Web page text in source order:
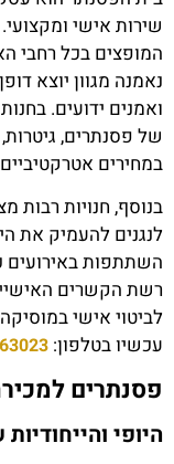
שירות אישי
המופצים בכל רחבי
נאמנה מגוון יוצא
ואמנים ידועים.
של פסנתרים, גיטרות,
במחירים
בנוסף, חנויות
לנגנים להעמיק את
השתתפות באירועים
רשת הקשרים
לביטוי אישי
עכשיו בטלפון:
פסנתרים
היופי